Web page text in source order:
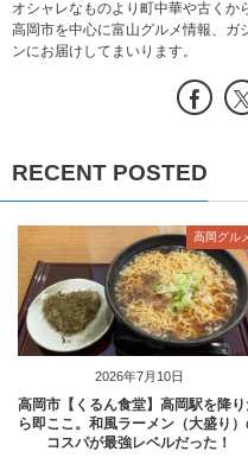
オシャレなものより町中華や古くか
高岡市を中心に富山グルメ情報、ガ
ンにお届けしてまいります。
RECENT POSTED
2026年7月10日
高岡グル
高岡市【くるん食堂】高岡駅を降り
ら即ここ。和風ラーメン（大盛り
コスパが最強レベルだった！